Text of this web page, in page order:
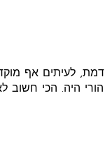
לעיתים אף
היה. הכי חשוב